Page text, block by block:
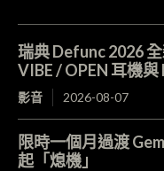
瑞典 Defunc 2026
VIBE / OPEN 耳機
影音 2026-08-07
限時一個月過渡
起「熄機」